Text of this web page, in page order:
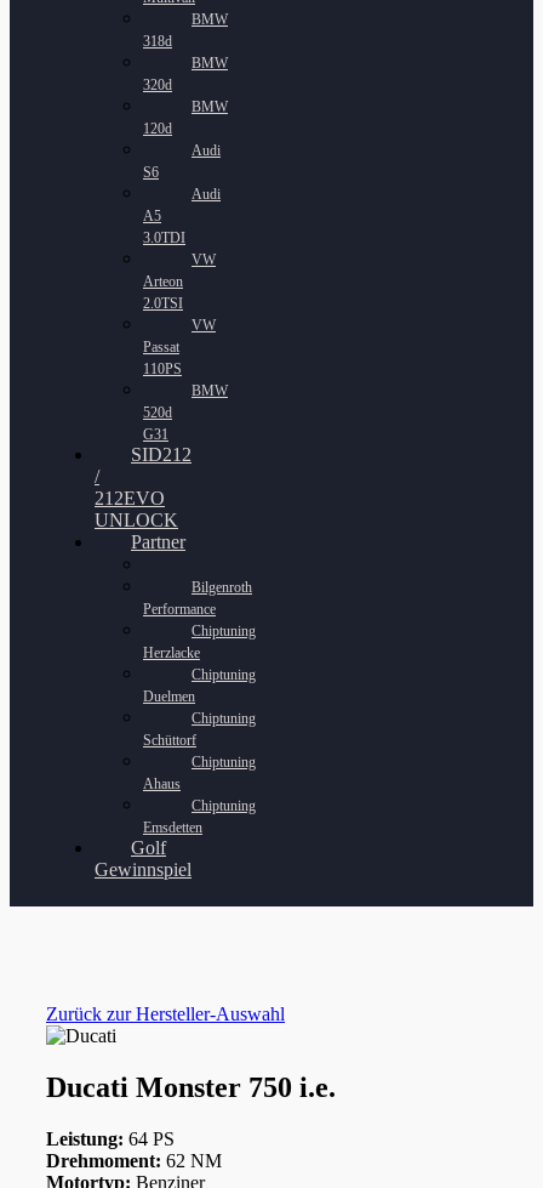
BMW
318d
BMW
320d
BMW
120d
Audi
S6
Audi
A5
3.0TDI
VW
Arteon
2.0TSI
VW
Passat
110PS
BMW
520d
G31
SID212
/
212EVO
UNLOCK
Partner
Bilgenroth
Performance
Chiptuning
Herzlacke
Chiptuning
Duelmen
Chiptuning
Schüttorf
Chiptuning
Ahaus
Chiptuning
Emsdetten
Golf
Gewinnspiel
Zurück zur Hersteller-Auswahl
Ducati Monster 750 i.e.
Leistung: 64 PS
Drehmoment: 62 NM
Motortyp: Benziner